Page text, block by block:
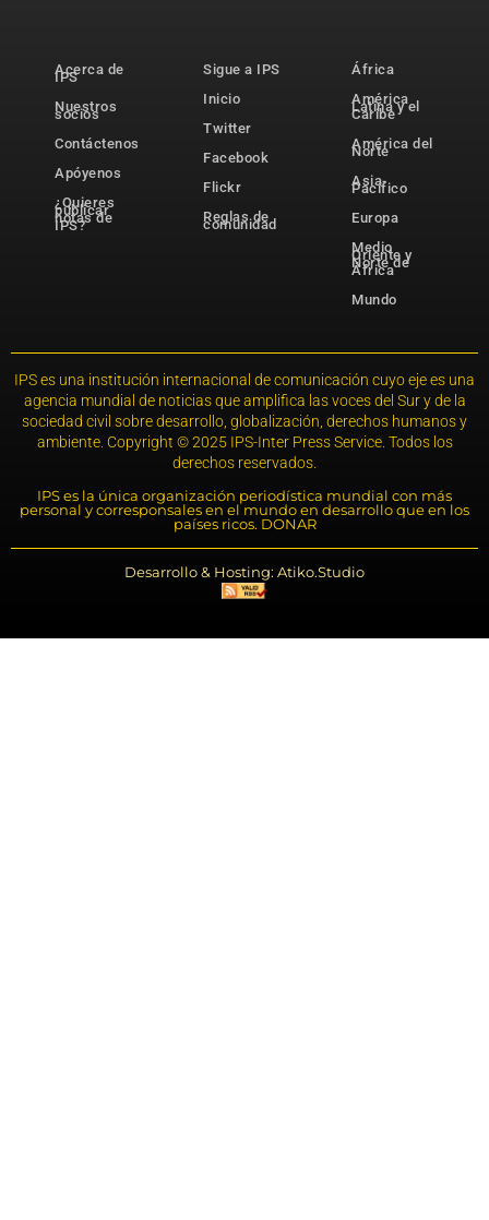
Acerca de
IPS
Nuestros
socios
Contáctenos
Apóyenos
¿Quieres
publicar
notas de
IPS?
Sigue a IPS
Inicio
Twitter
Facebook
Flickr
Reglas de
comunidad
África
América
Latina y el
Caribe
América del
Norte
Asia-
Pacífico
Europa
Medio
Oriente y
Norte de
África
Mundo
IPS es una institución internacional de comunicación cuyo eje es una
agencia mundial de noticias que amplifica las voces del Sur y de la
sociedad civil sobre desarrollo, globalización, derechos humanos y
ambiente. Copyright © 2025 IPS-Inter Press Service. Todos los
derechos reservados.
IPS es la única organización periodística mundial con más
personal y corresponsales en el mundo en desarrollo que en los
países ricos. DONAR
Desarrollo & Hosting: Atiko.Studio